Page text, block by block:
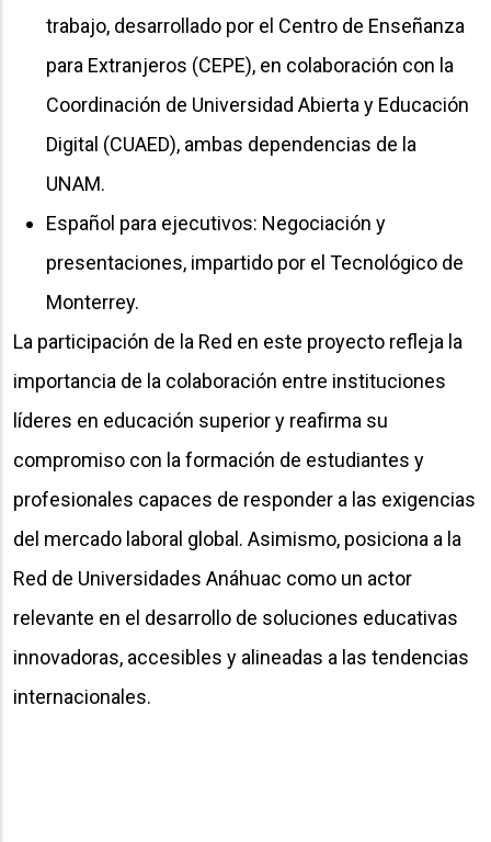
trabajo, desarrollado por el Centro de Enseñanza
para Extranjeros (CEPE), en colaboración con la
Coordinación de Universidad Abierta y Educación
Digital (CUAED), ambas dependencias de la
UNAM.
Español para ejecutivos: Negociación y
presentaciones, impartido por el Tecnológico de
Monterrey.
La participación de la Red en este proyecto refleja la
importancia de la colaboración entre instituciones
líderes en educación superior y reafirma su
compromiso con la formación de estudiantes y
profesionales capaces de responder a las exigencias
del mercado laboral global. Asimismo, posiciona a la
Red de Universidades Anáhuac como un actor
relevante en el desarrollo de soluciones educativas
innovadoras, accesibles y alineadas a las tendencias
internacionales.